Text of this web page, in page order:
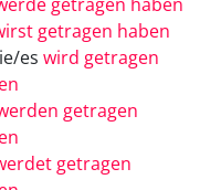
getragen haben
es wird getragen
getragen
getragen